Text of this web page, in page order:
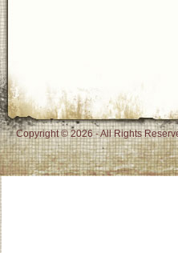
Copyright © 2026 - All Rights